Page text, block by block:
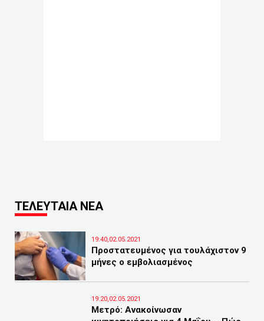
ΤΕΛΕΥΤΑΙΑ ΝΕΑ
19:40,02.05.2021
Προστατευμένος για τουλάχιστον 9
μήνες ο εμβολιασμένος
19:20,02.05.2021
Μετρό: Ανακοίνωσαν